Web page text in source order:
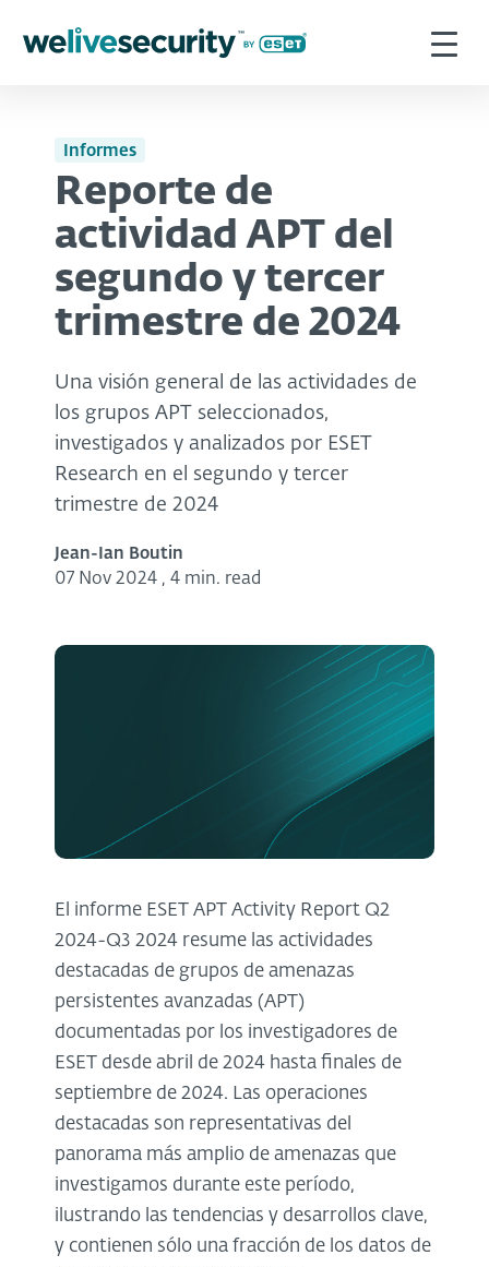
Informes
Reporte de
actividad APT del
segundo y tercer
trimestre de 2024
Una visión general de las actividades de
los grupos APT seleccionados,
investigados y analizados por ESET
Research en el segundo y tercer
trimestre de 2024
Jean-Ian Boutin
07 Nov 2024 , 4 min. read
El informe ESET APT Activity Report Q2
2024-Q3 2024 resume las actividades
destacadas de grupos de amenazas
persistentes avanzadas (APT)
documentadas por los investigadores de
ESET desde abril de 2024 hasta finales de
septiembre de 2024. Las operaciones
destacadas son representativas del
panorama más amplio de amenazas que
investigamos durante este período,
ilustrando las tendencias y desarrollos clave,
y contienen sólo una fracción de los datos de